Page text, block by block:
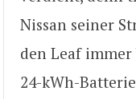
Nissan seiner
den Leaf immer
24-kWh-